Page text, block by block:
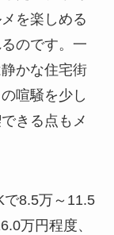
を楽しめる
のです。一
かな住宅街
喧騒を少し
きる点もメ
で8.5万～11.5
万円程度、